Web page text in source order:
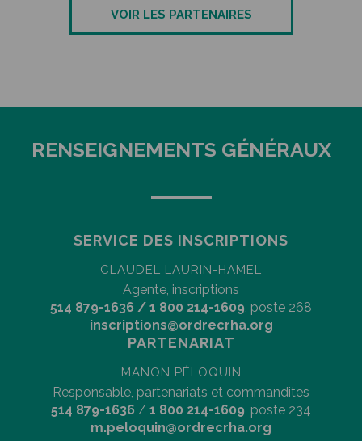
VOIR LES PARTENAIRES
RENSEIGNEMENTS GÉNÉRAUX
SERVICE DES INSCRIPTIONS
CLAUDEL LAURIN-HAMEL
Agente, inscriptions
514 879-1636 / 1 800 214-1609, poste 268
inscriptions@ordrecrha.org
PARTENARIAT
MANON PÉLOQUIN
Responsable, partenariats et commandites
514 879-1636 / 1 800 214-1609, poste 234
m.peloquin@ordrecrha.org